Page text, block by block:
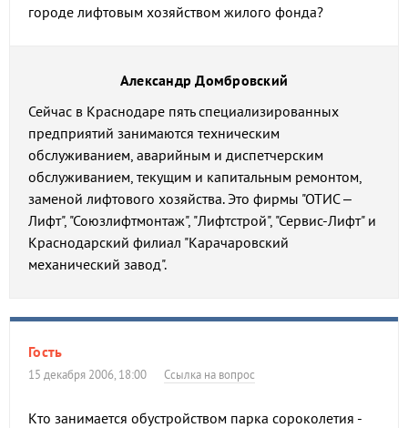
городе лифтовым хозяйством жилого фонда?
Александр Домбровский
Сейчас в Краснодаре пять специализированных
предприятий занимаются техническим
обслуживанием, аварийным и диспетчерским
обслуживанием, текущим и капитальным ремонтом,
заменой лифтового хозяйства. Это фирмы "ОТИС –
Лифт", "Союзлифтмонтаж", "Лифтстрой", "Сервис-Лифт" и
Краснодарский филиал "Карачаровский
механический завод".
Гость
15 декабря 2006, 18:00 Ссылка на вопрос
Кто занимается обустройством парка сороколетия -